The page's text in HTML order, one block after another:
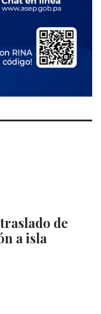
de
a isla